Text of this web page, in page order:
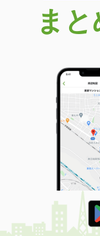
まと